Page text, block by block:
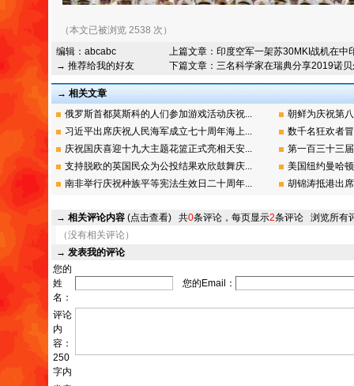
（本文已被浏览 2538 次）
编辑： abcabc
→ 推荐给我的好友
上篇文章： 印度空军一架苏30MKI战机在中
下篇文章： 三名科学家在瑞典分享2019诺
→ 相关文章
俄罗斯首都莫斯科的人们参加游戏活动庆祝...
朝鲜为庆祝第
习近平出席庆祝人民海军成立七十周年海上...
数千名狂欢者
庆祝国庆喜迎十九大主题花篮正式亮相天安...
第一百三十三
支持脱欧的英国民众为公投结果欢欣鼓舞庆...
美国纽约曼哈
南非举行庆祝种族平等宪法生效日二十周年...
胡锦涛抵港出
→ 相关评论内容 (点击查看) 共0条评论，每页显示2条评论 浏览所有
（没有相关评论）
→ 发表我的评论
您的
姓
名：
您的Email：
评论
内
容：
250
字内